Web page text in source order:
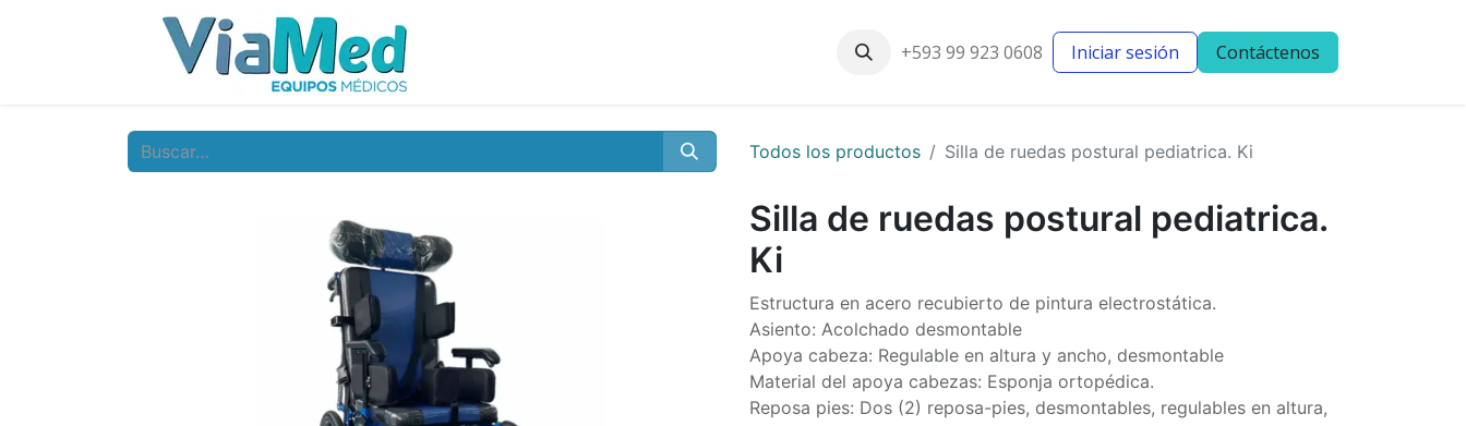
Nuestros clientes Blog
+593 99 923 0608 Iniciar sesión Contáctenos
Todos los productos Silla de ruedas postural pediatrica. Ki
Silla de ruedas postural pediatrica.
Ki
Estructura en acero recubierto de pintura electrostática.
Asiento: Acolchado desmontable
Apoya cabeza: Regulable en altura y ancho, desmontable
Material del apoya cabezas: Esponja ortopédica.
Reposa pies: Dos (2) reposa-pies, desmontables, regulables en altura,